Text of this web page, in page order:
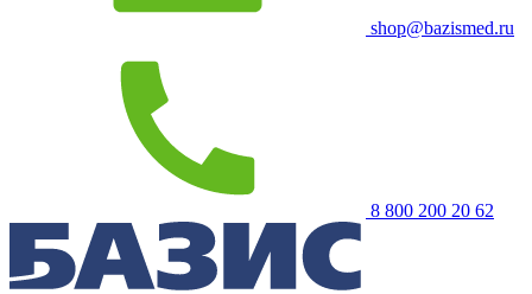
shop@bazismed.ru
8 800 200 20 62